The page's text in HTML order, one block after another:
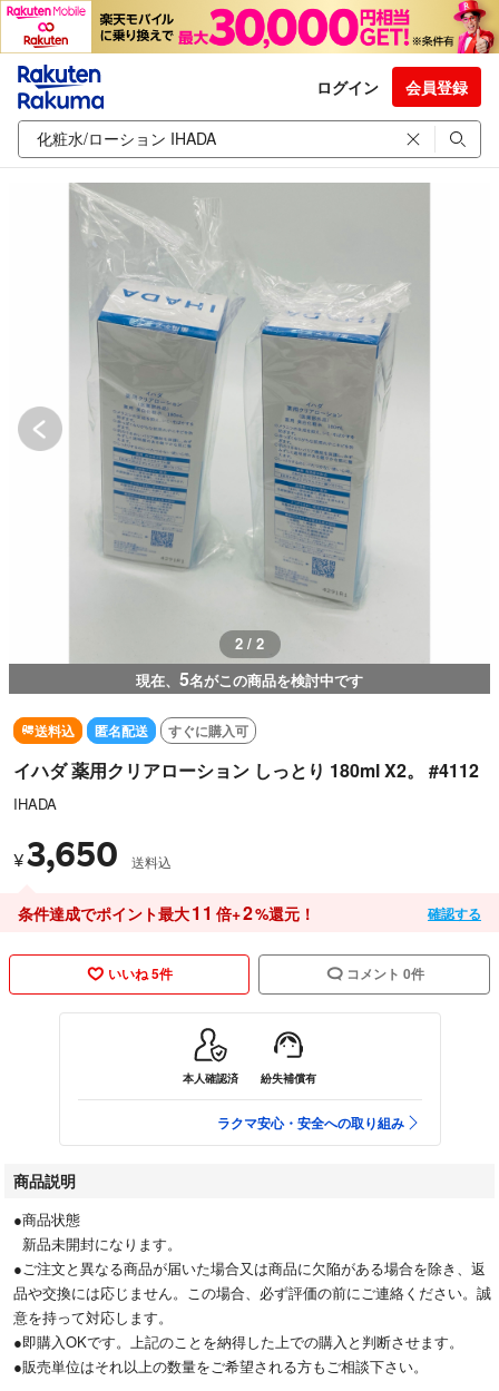
ログイン 会員登録
2 / 2
現在、 5名がこの商品を検討中です
送料込 匿名配送 すぐに購入可
イハダ 薬用クリアローション しっとり 180ml X2。 #4112
IHADA
¥3,650 送料込
条件達成でポイント最大11 倍+2%還元！ 確認する
いいね 5件 コメント 0件
本人確認済 紛失補償有
ラクマ安心・安全への取り組み
商品説明
●商品状態
新品未開封になります。
●ご注文と異なる商品が届いた場合又は商品に欠陥がある場合を除き、返
品や交換には応じません。この場合、必ず評価の前にご連絡ください。誠
意を持って対応します。
●即購入OKです。上記のことを納得した上での購入と判断させます。
●販売単位はそれ以上の数量をご希望される方もご相談下さい。